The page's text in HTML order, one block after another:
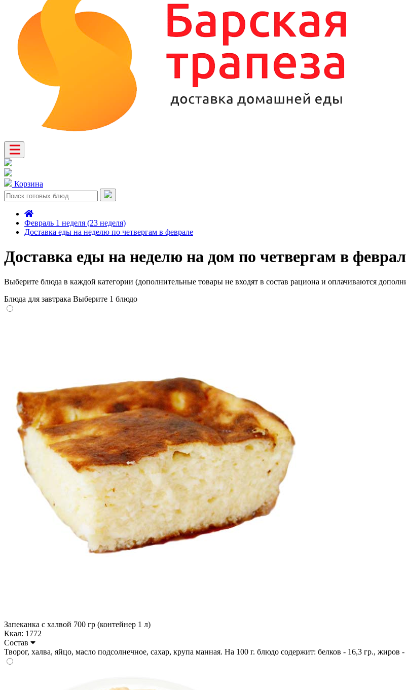
Корзина
Февраль 1 неделя (23 неделя)
Доставка еды на неделю по четвергам в феврале
Доставка еды на неделю на дом по четвергам в
Выберите блюда в каждой категории (дополнительные товары не входят в состав рациона и оплачиваются
Блюда для завтрака Выберите 1 блюдо
Запеканка с халвой 700 гр (контейнер 1 л)
Ккал: 1772
Состав
Творог, халва, яйцо, масло подсолнечное, сахар, крупа манная. На 100 г. блюдо содержит: белков - 16,3 гр., жиров